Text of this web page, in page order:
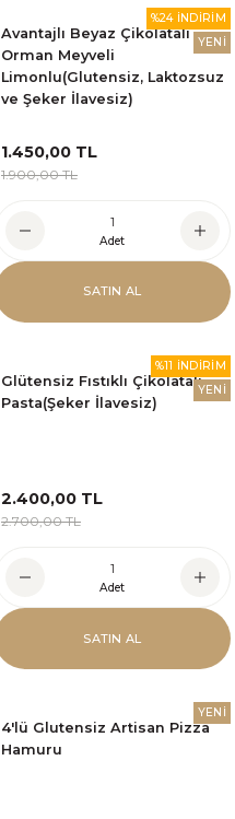
%24 İNDİRİM
YENİ
Avantajlı Beyaz Çikolatalı
Orman Meyveli
Limonlu(Glutensiz, Laktozsuz
ve Şeker İlavesiz)
1.450,00 TL
1.900,00 TL
Adet
SATIN AL
%11 İNDİRİM
YENİ
Glütensiz Fıstıklı Çikolatalı
Pasta(Şeker İlavesiz)
2.400,00 TL
2.700,00 TL
Adet
SATIN AL
YENİ
4'lü Glutensiz Artisan Pizza
Hamuru